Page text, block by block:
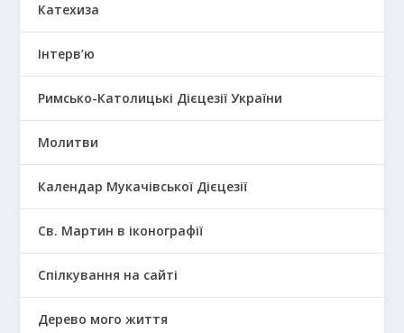
Катехиза
Інтерв’ю
Римсько-Католицькі Дієцезії України
Молитви
Календар Мукачівської Дієцезії
Св. Мартин в іконографії
Спілкування на сайті
Дерево мого життя